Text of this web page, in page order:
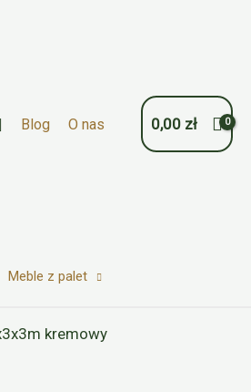
Blog O nas 0,00 zł
Meble z palet
kremowy